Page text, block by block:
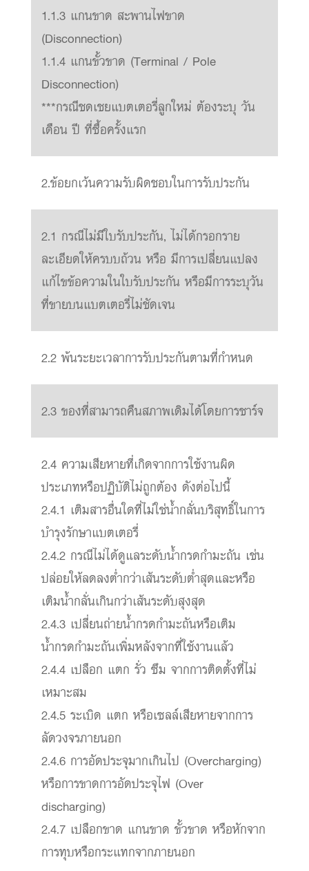
1.1.3 แกนขาด สะพานไฟขาด
(Disconnection)
1.1.4 แกนขั้วขาด (Terminal / Pole
Disconnection)
***กรณีชดเชยแบตเตอรี่ลูกใหม่ ต้องระบุ วัน
เดือน ปี ที่ซื้อครั้งแรก
2.ข้อยกเว้นความรับผิดชอบในการรับประกัน
2.1 กรณีไม่มีใบรับประกัน, ไม่ได้กรอกราย
ละเอียดให้ครบบถ้วน หรือ มีการเปลี่ยนแปลง
แก้ไขข้อความในใบรับประกัน หรือมีการระบุวัน
ที่ขายบนแบตเตอรี่ไม่ชัดเจน
2.2 พ้นระยะเวลาการรับประกันตามที่กำหนด
2.3 ของที่สามารถคืนสภาพเดิมได้โดยการชาร์จ
2.4 ความเสียหายที่เกิดจากการใช้งานผิด
ประเภทหรือปฏิบัติไม่ถูกต้อง ดังต่อไปนี้
2.4.1 เติมสารอื่นใดที่ไม่ใช่น้ำกลั่นบริสุทธิ์ในการ
บำรุงรักษาแบตเตอรี่
2.4.2 กรณีไม่ได้ดูแลระดับน้ำกรดกำมะถัน เช่น
ปล่อยให้ลดลงต่ำกว่าเส้นระดับต่ำสุดและหรือ
เติมน้ำกลั่นเกินกว่าเส้นระดับสุงสุด
2.4.3 เปลี่ยนถ่ายน้ำกรดกำมะถันหรือเติม
น้ำกรดกำมะถันเพิ่มหลังจากที่ใช้งานแล้ว
2.4.4 เปลือก แตก รั่ว ซึม จากการติดตั้งที่ไม่
เหมาะสม
2.4.5 ระเบิด แตก หรือเซลล์เสียหายจากการ
ลัดวงจรภายนอก
2.4.6 การอัดประจุมากเกินไป (Overcharging)
หรือการขาดการอัดประจุไฟ (Over
discharging)
2.4.7 เปลือกขาด แกนขาด ขั้วขาด หรือหักจาก
การทุบหรือกระแทกจากภายนอก